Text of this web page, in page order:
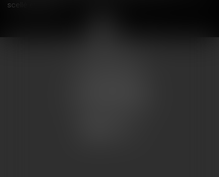
scellé en juillet ?